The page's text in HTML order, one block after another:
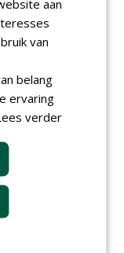
ETT op
voor
de
de
aan
van
belang
ervaring
verder